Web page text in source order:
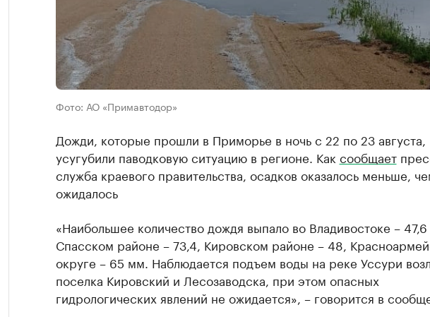
Фото: АО «Примавтодор»
Дожди, которые прошли в Приморье в ночь с 22 по 23 августа,
усугубили паводковую ситуацию в регионе. Как сообщает
служба краевого правительства, осадков оказалось меньше,
ожидалось
«Наибольшее количество дождя выпало во Владивостоке –
Спасском районе – 73,4, Кировском районе – 48,
округе – 65 мм. Наблюдается подъем воды на реке Уссури
поселка Кировский и Лесозаводска, при этом опасных
гидрологических явлений не ожидается», – говорится в